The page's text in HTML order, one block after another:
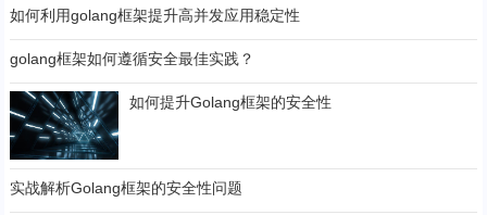
如何利用golang框架提升高并发应用稳定性
golang框架如何遵循安全最佳实践？
如何提升Golang框架的安全性
实战解析Golang框架的安全性问题